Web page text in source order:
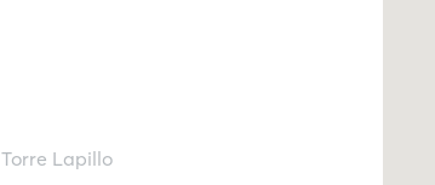
Torre Lapillo